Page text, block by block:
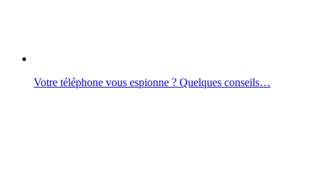
Votre téléphone vous espionne ? Quelques conseils…